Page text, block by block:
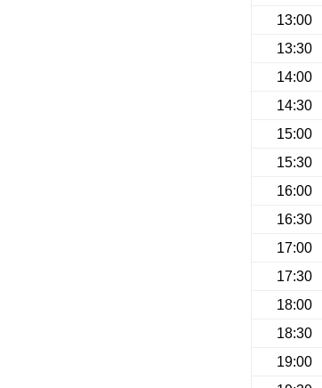
13:00
13:30
14:00
14:30
15:00
15:30
16:00
16:30
17:00
17:30
18:00
18:30
19:00